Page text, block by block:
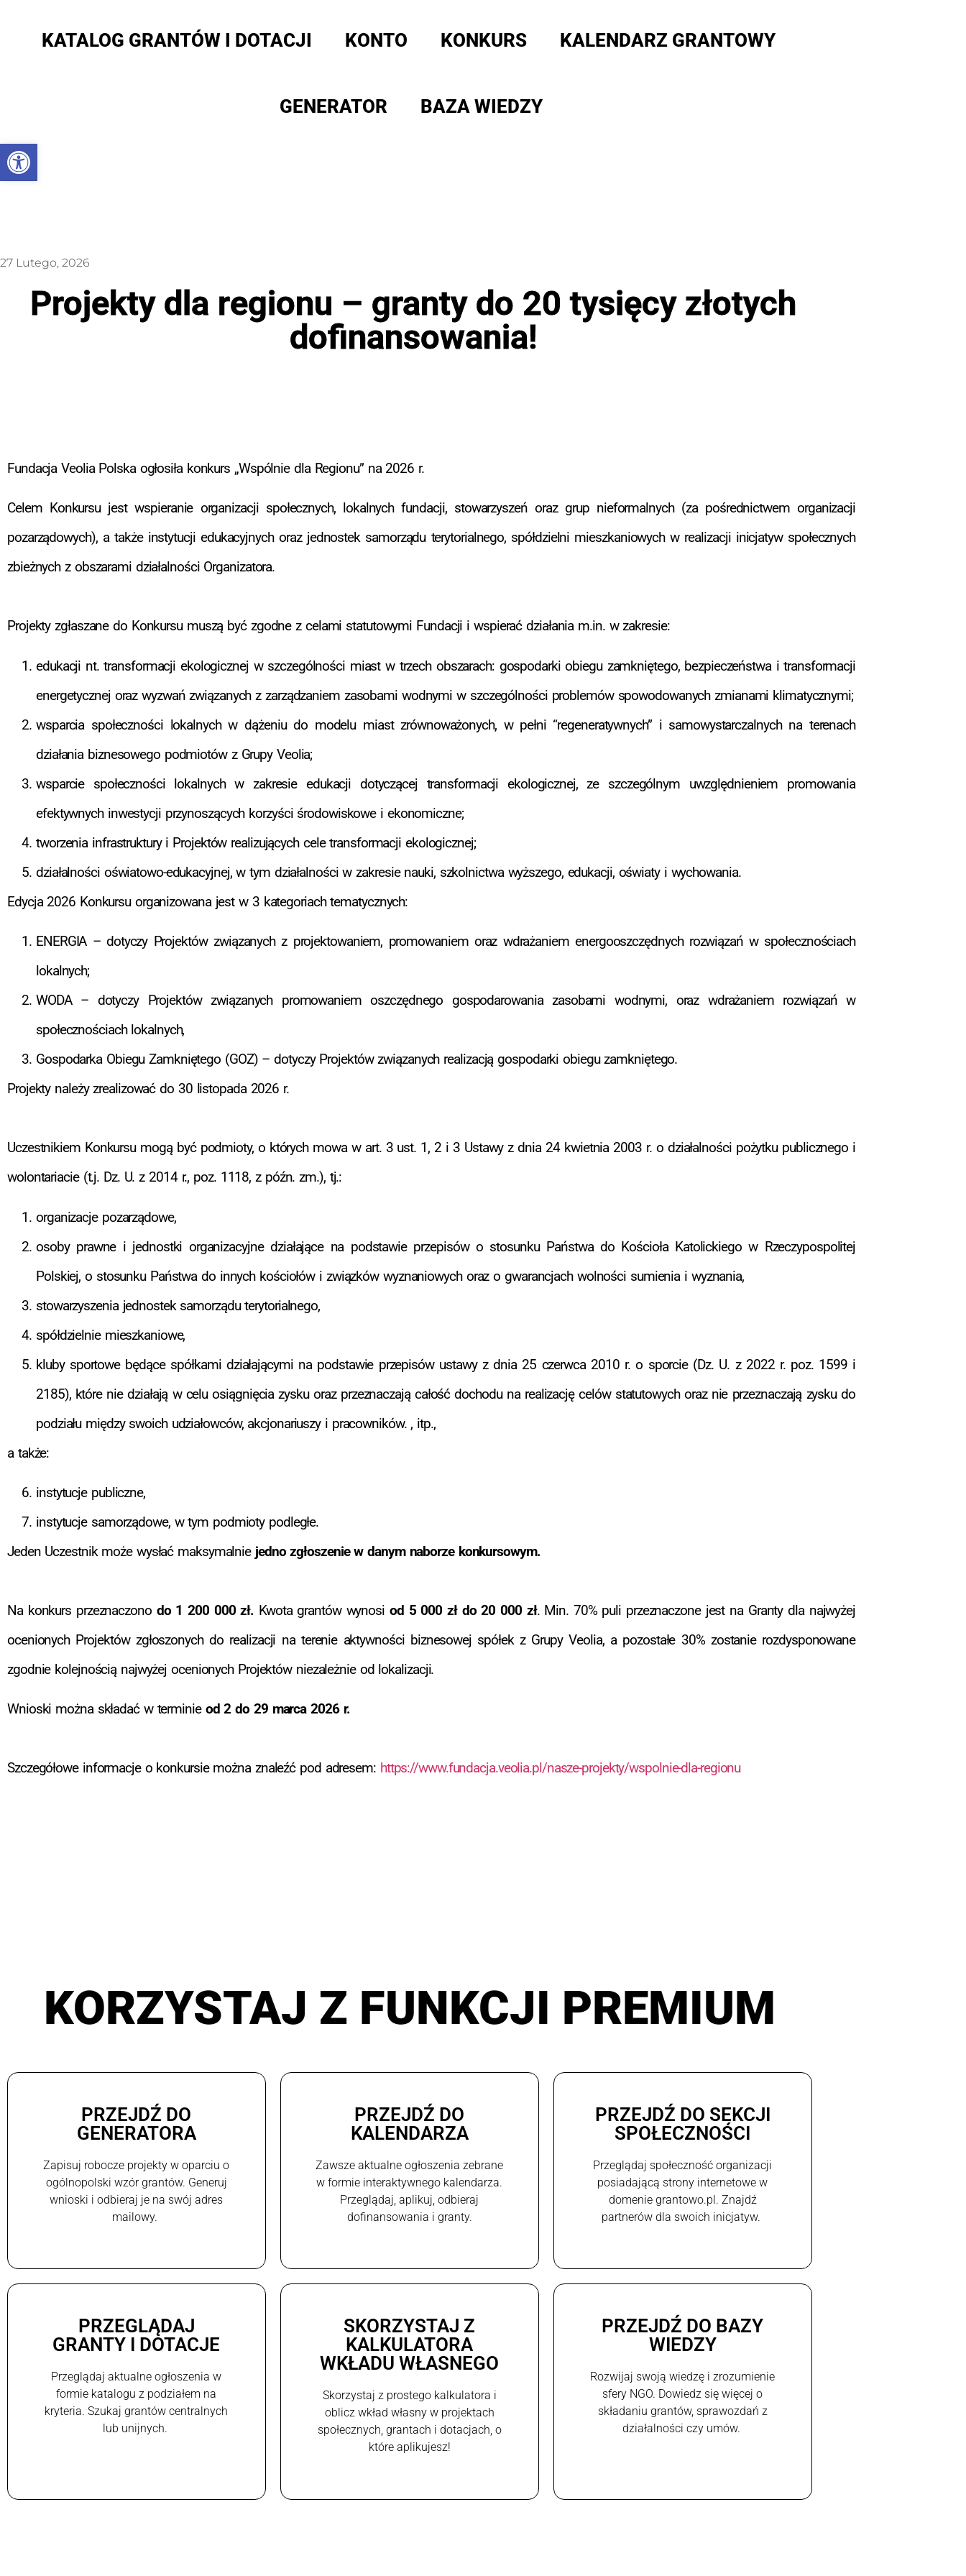
Otwórz pasek narzędzi
KATALOG GRANTÓW I DOTACJI KONTO KONKURS KALENDARZ GRANTOWY
GENERATOR BAZA WIEDZY
27 Lutego, 2026
Projekty dla regionu – granty do 20 tysięcy złotych
dofinansowania!
Fundacja Veolia Polska ogłosiła konkurs „Wspólnie dla Regionu” na 2026 r.
Celem Konkursu jest wspieranie organizacji społecznych, lokalnych fundacji, stowarzyszeń oraz grup nieformalnych (za pośrednictwem organizacji
pozarządowych), a także instytucji edukacyjnych oraz jednostek samorządu terytorialnego, spółdzielni mieszkaniowych w realizacji inicjatyw społecznych
zbieżnych z obszarami działalności Organizatora.
Projekty zgłaszane do Konkursu muszą być zgodne z celami statutowymi Fundacji i wspierać działania m.in. w zakresie:
edukacji nt. transformacji ekologicznej w szczególności miast w trzech obszarach: gospodarki obiegu zamkniętego, bezpieczeństwa i transformacji
energetycznej oraz wyzwań związanych z zarządzaniem zasobami wodnymi w szczególności problemów spowodowanych zmianami klimatycznymi;
wsparcia społeczności lokalnych w dążeniu do modelu miast zrównoważonych, w pełni “regeneratywnych” i samowystarczalnych na terenach
działania biznesowego podmiotów z Grupy Veolia;
wsparcie społeczności lokalnych w zakresie edukacji dotyczącej transformacji ekologicznej, ze szczególnym uwzględnieniem promowania
efektywnych inwestycji przynoszących korzyści środowiskowe i ekonomiczne;
tworzenia infrastruktury i Projektów realizujących cele transformacji ekologicznej;
działalności oświatowo-edukacyjnej, w tym działalności w zakresie nauki, szkolnictwa wyższego, edukacji, oświaty i wychowania.
Edycja 2026 Konkursu organizowana jest w 3 kategoriach tematycznych:
ENERGIA – dotyczy Projektów związanych z projektowaniem, promowaniem oraz wdrażaniem energooszczędnych rozwiązań w społecznościach
lokalnych;
WODA – dotyczy Projektów związanych promowaniem oszczędnego gospodarowania zasobami wodnymi, oraz wdrażaniem rozwiązań w
społecznościach lokalnych,
Gospodarka Obiegu Zamkniętego (GOZ) – dotyczy Projektów związanych realizacją gospodarki obiegu zamkniętego.
Projekty należy zrealizować do 30 listopada 2026 r.
Uczestnikiem Konkursu mogą być podmioty, o których mowa w art. 3 ust. 1, 2 i 3 Ustawy z dnia 24 kwietnia 2003 r. o działalności pożytku publicznego i
wolontariacie (t.j. Dz. U. z 2014 r., poz. 1118, z późn. zm.), tj.:
organizacje pozarządowe,
osoby prawne i jednostki organizacyjne działające na podstawie przepisów o stosunku Państwa do Kościoła Katolickiego w Rzeczypospolitej
Polskiej, o stosunku Państwa do innych kościołów i związków wyznaniowych oraz o gwarancjach wolności sumienia i wyznania,
stowarzyszenia jednostek samorządu terytorialnego,
spółdzielnie mieszkaniowe,
kluby sportowe będące spółkami działającymi na podstawie przepisów ustawy z dnia 25 czerwca 2010 r. o sporcie (Dz. U. z 2022 r. poz. 1599 i
2185), które nie działają w celu osiągnięcia zysku oraz przeznaczają całość dochodu na realizację celów statutowych oraz nie przeznaczają zysku do
podziału między swoich udziałowców, akcjonariuszy i pracowników. , itp.,
a także:
instytucje publiczne,
instytucje samorządowe, w tym podmioty podległe.
Jeden Uczestnik może wysłać maksymalniejedno zgłoszenie w danym naborze konkursowym.
Na konkurs przeznaczono do 1 200 000 zł. Kwota grantów wynosi od 5 000 zł do 20 000 zł. Min. 70% puli przeznaczone jest na Granty dla najwyżej
ocenionych Projektów zgłoszonych do realizacji na terenie aktywności biznesowej spółek z Grupy Veolia, a pozostałe 30% zostanie rozdysponowane
zgodnie kolejnością najwyżej ocenionych Projektów niezależnie od lokalizacji.
Wnioski można składać w terminie od 2 do 29 marca 2026 r.
Szczegółowe informacje o konkursie można znaleźć pod adresem: https://www.fundacja.veolia.pl/nasze-projekty/wspolnie-dla-regionu
KORZYSTAJ Z FUNKCJI PREMIUM
PRZEJDŹ DO
GENERATORA
Zapisuj robocze projekty w oparciu o
ogólnopolski wzór grantów. Generuj
wnioski i odbieraj je na swój adres
mailowy.
PRZEJDŹ DO
KALENDARZA
Zawsze aktualne ogłoszenia zebrane
w formie interaktywnego kalendarza.
Przeglądaj, aplikuj, odbieraj
dofinansowania i granty.
PRZEJDŹ DO SEKCJI
SPOŁECZNOŚCI
Przeglądaj społeczność organizacji
posiadającą strony internetowe w
domenie grantowo.pl. Znajdź
partnerów dla swoich inicjatyw.
PRZEGLĄDAJ
GRANTY I DOTACJE
Przeglądaj aktualne ogłoszenia w
formie katalogu z podziałem na
kryteria. Szukaj grantów centralnych
lub unijnych.
SKORZYSTAJ Z
KALKULATORA
WKŁADU WŁASNEGO
Skorzystaj z prostego kalkulatora i
oblicz wkład własny w projektach
społecznych, grantach i dotacjach, o
które aplikujesz!
PRZEJDŹ DO BAZY
WIEDZY
Rozwijaj swoją wiedzę i zrozumienie
sfery NGO. Dowiedz się więcej o
składaniu grantów, sprawozdań z
działalności czy umów.